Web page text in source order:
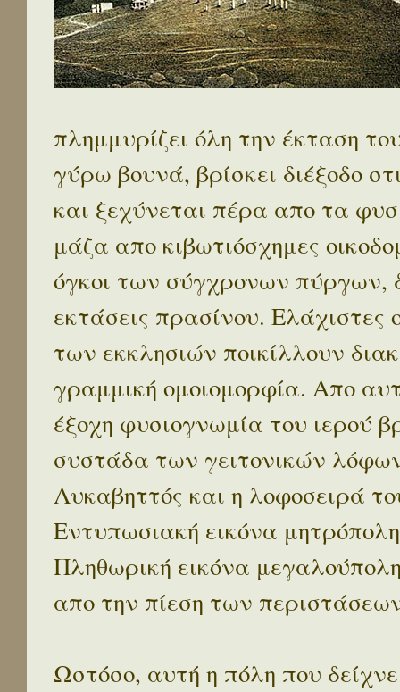
πλημμυρίζει όλη την έκταση
γύρω βουνά, βρίσκει διέξοδο
και ξεχύνεται πέρα απο τα
μάζα απο κιβωτιόσχημες
όγκοι των σύγχρονων πύργων,
εκτάσεις πρασίνου.
των εκκλησιών ποικίλλουν
γραμμική ομοιομορφία. Απο
έξοχη φυσιογνωμία του ιερού
συστάδα των γειτονικών
Λυκαβηττός και η λοφοσειρά
Εντυπωσιακή εικόνα
Πληθωρική εικόνα
απο την πίεση των
Ωστόσο, αυτή η πόλη που